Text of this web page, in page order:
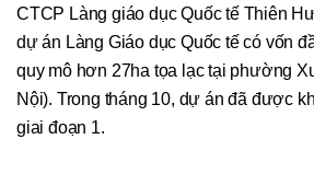
CTCP Làng giáo dục Quốc tế Thiên
dự án Làng Giáo dục Quốc tế có vốn
quy mô hơn 27ha tọa lạc tại phường
Nội). Trong tháng 10, dự án đã được
giai đoạn 1.